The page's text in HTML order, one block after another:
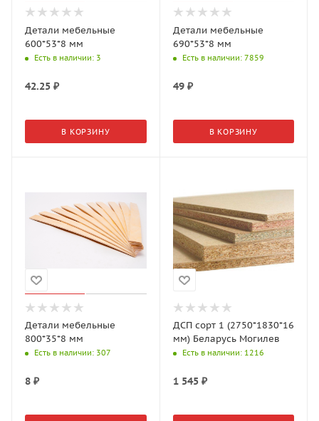
Детали мебельные
600*53*8 мм
Есть в наличии: 3
42.25 ₽
В КОРЗИНУ
Детали мебельные
690*53*8 мм
Есть в наличии: 7859
49₽
В КОРЗИНУ
Детали мебельные
800*35*8 мм
Есть в наличии: 307
8 ₽
ДСП сорт 1 (2750*1830*16
мм) Беларусь Могилев
Есть в наличии: 1216
1 545₽